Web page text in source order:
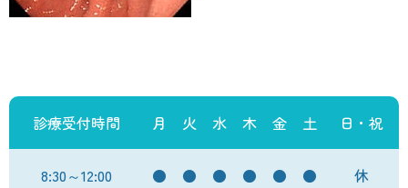
診療受付時間 月 火 水 木 金 土 日・祝
8:30～12:00 ● ● ● ● ● ● 休